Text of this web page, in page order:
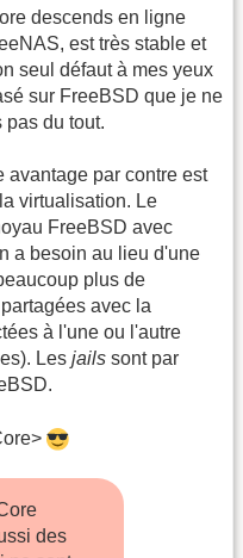
descends en ligne
est très stable et
seul défaut à mes yeux
sur FreeBSD que je ne
du tout.
avantage par contre est
virtualisation. Le
FreeBSD avec
a besoin au lieu d'une
plus de
avec la
à l'une ou l'autre
Les jails sont par
des